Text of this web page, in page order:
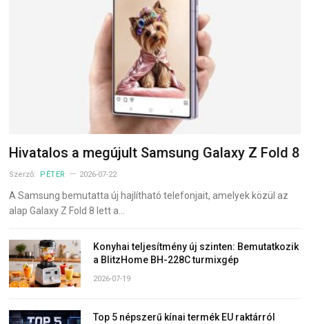
Hivatalos a megújult Samsung Galaxy Z Fold 8
Szerző: PÉTER 2026-07-22
A Samsung bemutatta új hajlítható telefonjait, amelyek közül az
alap Galaxy Z Fold 8 lett a…
Konyhai teljesítmény új szinten: Bemutatkozik
a BlitzHome BH-228C turmixgép
2026-07-19
Top 5 népszerű kínai termék EU raktárról